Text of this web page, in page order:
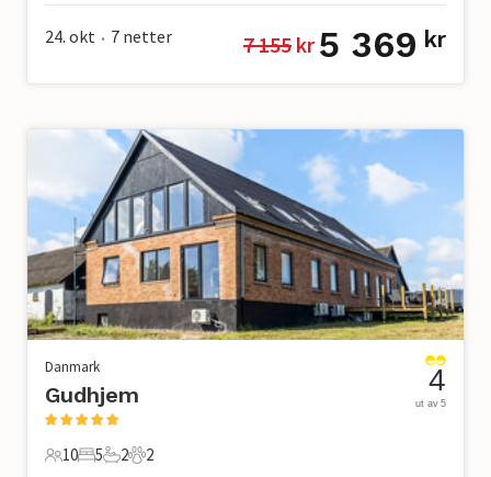
24. okt • 7 netter 7 155 kr 5 369 kr
Danmark
Gudhjem
10 Gjester
10
5 Soverom
5
2 Bad
2
2 Kjæledyr
2
4
ut av 5